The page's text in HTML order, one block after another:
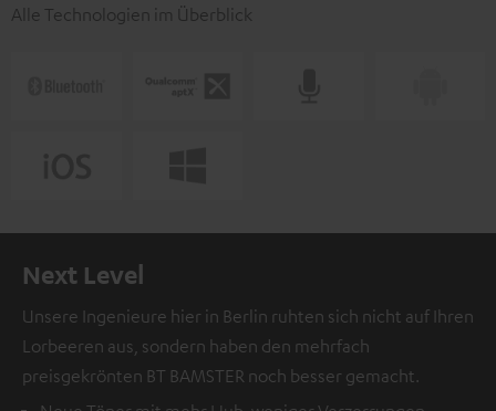
Alle Technologien im Überblick
Next Level
Unsere Ingenieure hier in Berlin ruhten sich nicht auf Ihren
Lorbeeren aus, sondern haben den mehrfach
preisgekrönten BT BAMSTER noch besser gemacht.